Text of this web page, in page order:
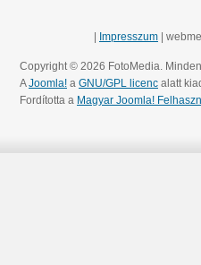
Impresszum |
Copyright © 2026 FotoMedia.
AJoomla! a GNU/GPL licenc alatt
Fordította a Magyar Joomla!